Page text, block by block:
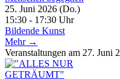
25. Juni 2026 (Do.)
15:30 - 17:30 Uhr
Bildende Kunst
Mehr →
Veranstaltungen am 27. Juni